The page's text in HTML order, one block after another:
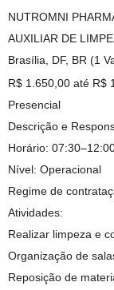
NUTROMNI
AUXILIAR DE
Brasília, DF, BR (1
R$ 1.650,00 até R$
Presencial
Descrição e
Horário:
Nível: Operacional
Regime de
Atividades:
Realizar limpeza e
Organização de
Reposição de